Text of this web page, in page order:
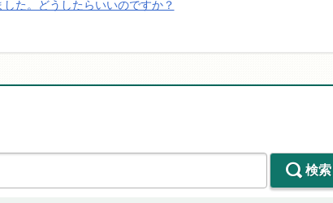
た。どうしたらいいのですか？
検索